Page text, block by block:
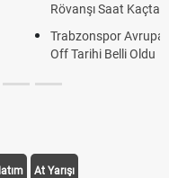
UEFA Avrupa Ligi Play-
At Yarışı